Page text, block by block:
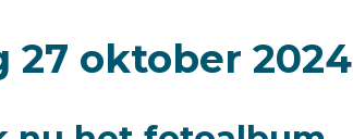
27 oktober 2024